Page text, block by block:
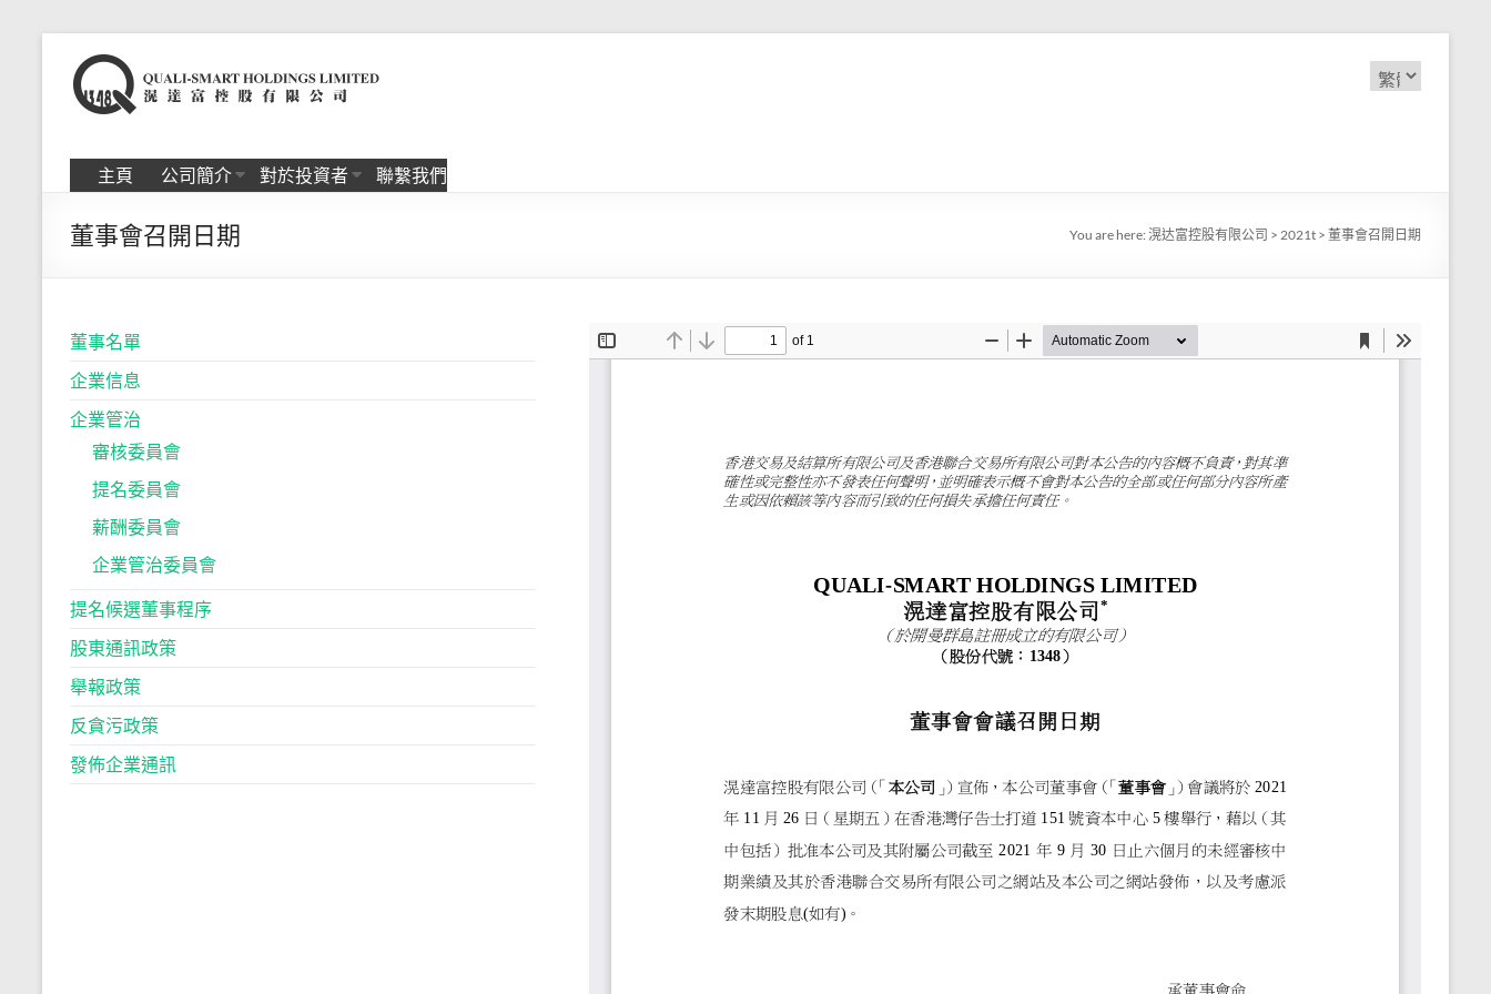
content
滉
达
富
控
股
限
公
司
Choose
a
主頁 公司簡介 對於投資者 聯繫我們
董事會召開日期 You are here: 滉达富控股有限公司 > 2021t > 董事會召開日期
董事名單
企業信息
企業管治
審核委員會
提名委員會
薪酬委員會
企業管治委員會
提名候選董事程序
股東通訊政策
舉報政策
反貪污政策
發佈企業通訊